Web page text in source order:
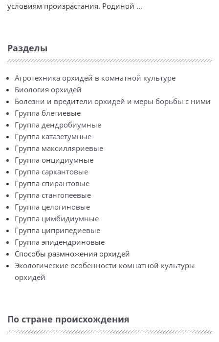
условиям произрастания. Родиной ...
Разделы
Агротехника орхидей в комнатной культуре
Биология орхидей
Болезни и вредители орхидей и меры борьбы с ними
Группа блетиевые
Группа дендробиумные
Группа катазетумные
Группа максилляриевые
Группа онцидиумные
Группа саркантовые
Группа спирантовые
Группа стангопеевые
Группа целогиновые
Группа цимбидиумные
Группа циприпедиевые
Группа эпидендриновые
Способы размножения орхидей
Экологические особенности комнатной культуры
орхидей
По стране происхождения